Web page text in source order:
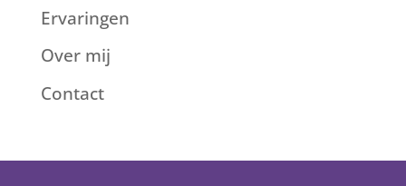
Ervaringen
Over mij
Contact